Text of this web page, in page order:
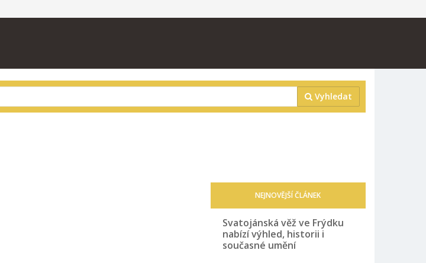
Vyhledat
NEJNOVĚJŠÍ ČLÁNEK
Svatojánská věž ve Frýdku
nabízí výhled, historii i
současné umění